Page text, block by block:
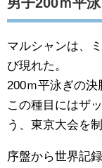
マルシャンは、
び現れた。
200ｍ平泳ぎの決
この種目にはザ
う、東京大会を
序盤から世界記